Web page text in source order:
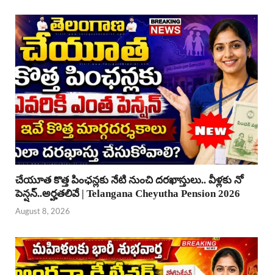
చేయూత కొత్త పింఛన్లకు నేటి నుంచి దరఖాస్తులు.. వీళ్లకు నో
పెన్షన్..అర్హతలివే | Telangana Cheyutha Pension 2026
August 8, 2026